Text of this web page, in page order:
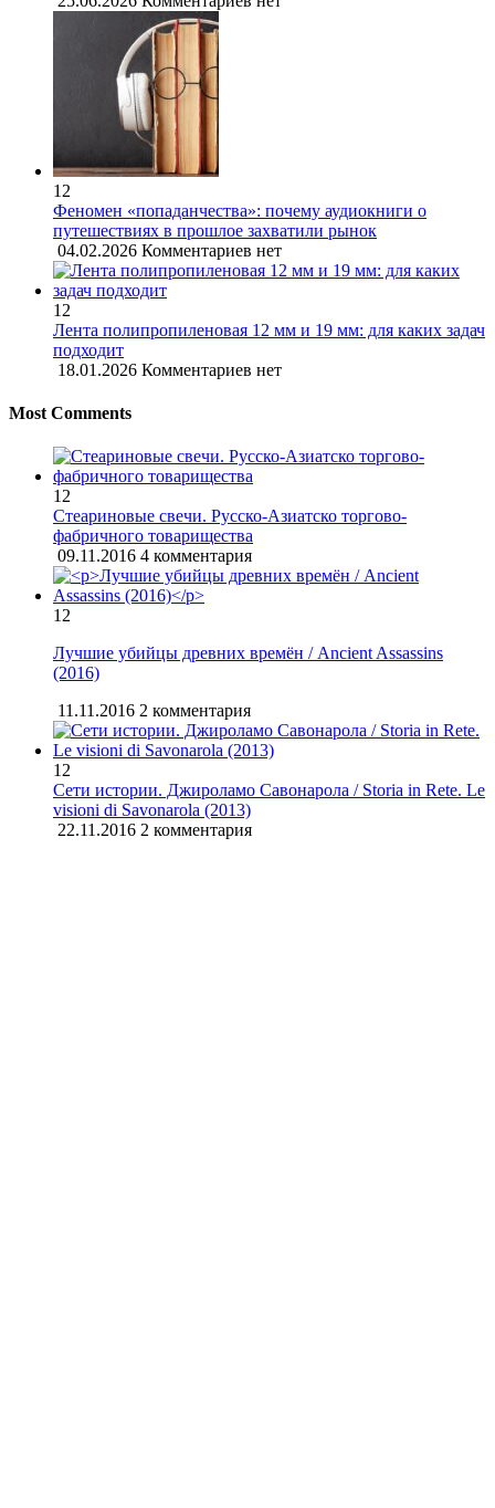
12
Феномен «попаданчества»: почему аудиокниги о
путешествиях в прошлое захватили рынок
04.02.2026 Комментариев нет
12
Лента полипропиленовая 12 мм и 19 мм: для каких задач
подходит
18.01.2026 Комментариев нет
Most Comments
12
Стеариновые свечи. Русско-Азиатско торгово-
фабричного товарищества
09.11.2016 4 комментария
12
Лучшие убийцы древних времён / Ancient Assassins
(2016)
11.11.2016 2 комментария
12
Сети истории. Джироламо Савонарола / Storia in Rete. Le
visioni di Savonarola (2013)
22.11.2016 2 комментария